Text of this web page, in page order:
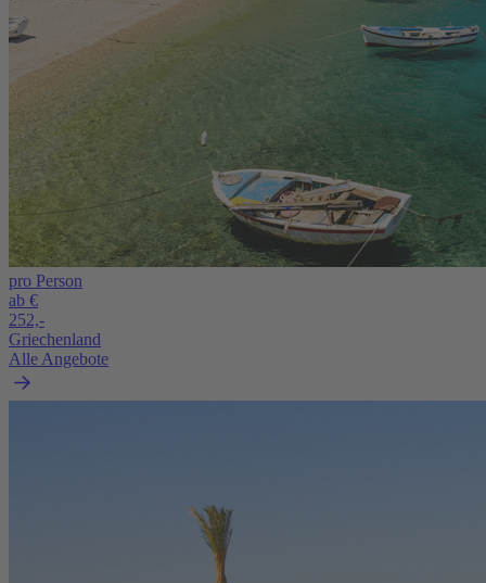
pro Person
ab €
252,-
Griechenland
Alle Angebote